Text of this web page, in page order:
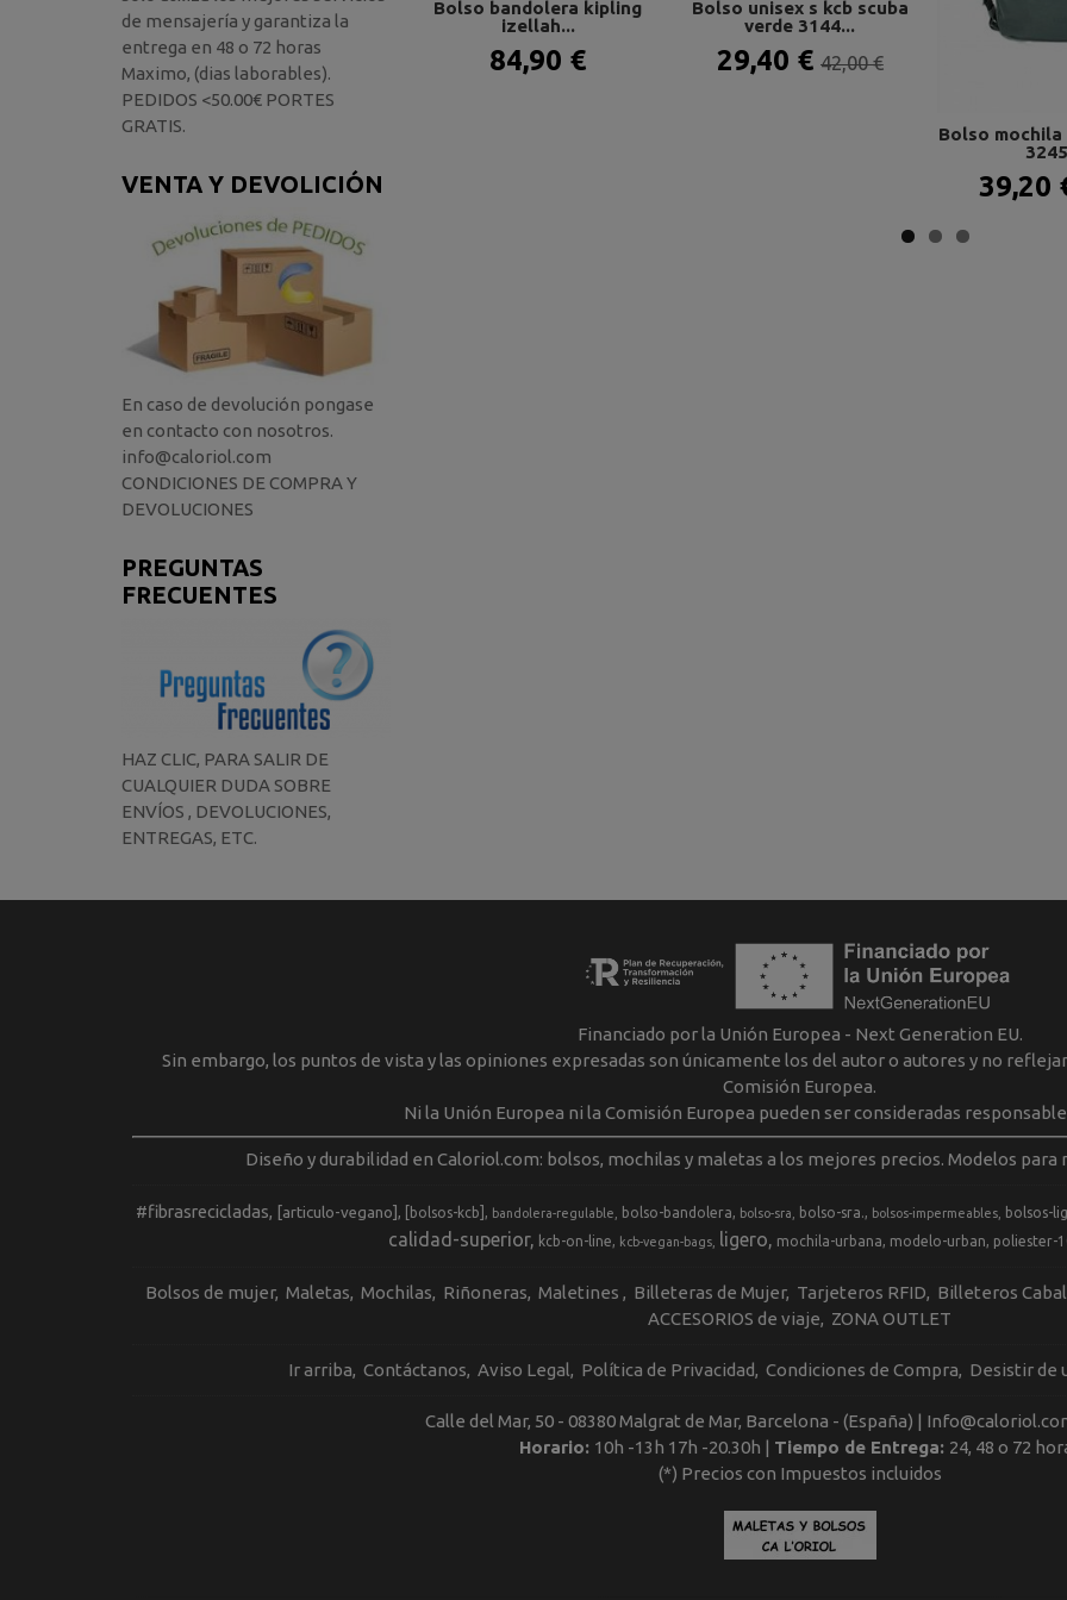
de mensajería y garantiza la
entrega en 48 o 72 horas
Maximo, (dias laborables).
PEDIDOS <50.00€ PORTES
GRATIS.
VENTA Y DEVOLICIÓN
En caso de devolución pongase
en contacto con nosotros.
info@caloriol.com
CONDICIONES DE COMPRA Y
DEVOLUCIONES
PREGUNTAS
FRECUENTES
HAZ CLIC, PARA SALIR DE
CUALQUIER DUDA SOBRE
ENVÍOS , DEVOLUCIONES,
ENTREGAS, ETC.
Bolso bandolera kipling
izellah...
84,90 €
Bolso unisex s kcb scuba
verde 3144...
29,40 € 42,00 €
Bolso mochila
39,20
Financiado por la Unión Europea - Next Generation EU.
Sin embargo, los puntos de vista y las opiniones expresadas son únicamente los del autor o autores y no
Comisión Europea.
Ni la Unión Europea ni la Comisión Europea pueden ser consideradas
Diseño y durabilidad en Caloriol.com: bolsos, mochilas y maletas a los mejores precios. Modelos para
#fibrasrecicladas [articulo-vegano] [bolsos-kcb] bandolera-regulable bolso-bandolera bolso-sra bolso-sra. bolsos-impermeables bolsos-
calidad-superior
kcb-on-line kcb-vegan-bags ligero mochila-urbana modelo-urban poliester-
Bolsos de mujer Maletas Mochilas Riñoneras Maletines Billeteras de Mujer Tarjeteros RFID Billeteros
ACCESORIOS de viaje ZONA OUTLET
Ir arriba Contáctanos Aviso Legal Política de Privacidad Condiciones de Compra Desistir de
Calle del Mar, 50 - 08380 Malgrat de Mar, Barcelona - (España) |
Horario: 10h -13h 17h -20.30h | Tiempo de Entrega: 24, 48 o 72
(*) Precios con Impuestos incluidos